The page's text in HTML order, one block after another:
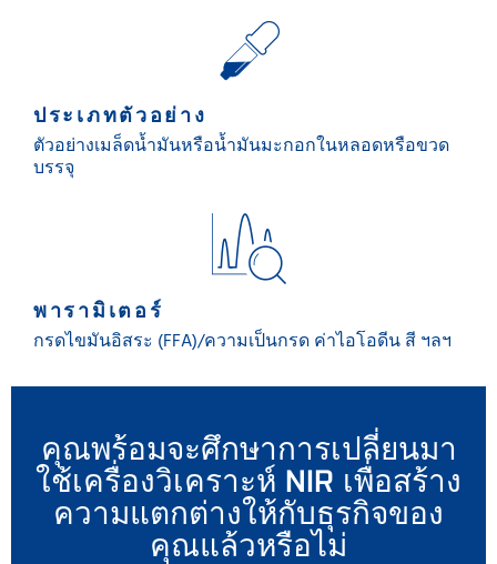
ประเภทตัวอย่าง
ตัวอย่างเมล็ดน้ำมันหรือน้ำมันมะกอกในหลอดหรือขวด
บรรจุ
พารามิเตอร์
กรดไขมันอิสระ (FFA)/ความเป็นกรด ค่าไอโอดีน สี ฯลฯ
คุณพร้อมจะศึกษาการเปลี่ยนมา
ใช้เครื่องวิเคราะห์ NIR เพื่อสร้าง
ความแตกต่างให้กับธุรกิจของ
คุณแล้วหรือไม่